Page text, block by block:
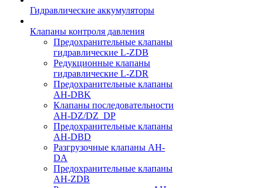
Гидравлические аккумуляторы
Клапаны контроля давления
Предохранительные клапаны
гидравлические L-ZDB
Редукционные клапаны
гидравлические L-ZDR
Предохранительные клапаны
AH-DBK
Клапаны последовательности
AH-DZ/DZ_DP
Предохранительные клапаны
AH-DBD
Разгрузочные клапаны AH-
DA
Предохранительные клапаны
AH-ZDB